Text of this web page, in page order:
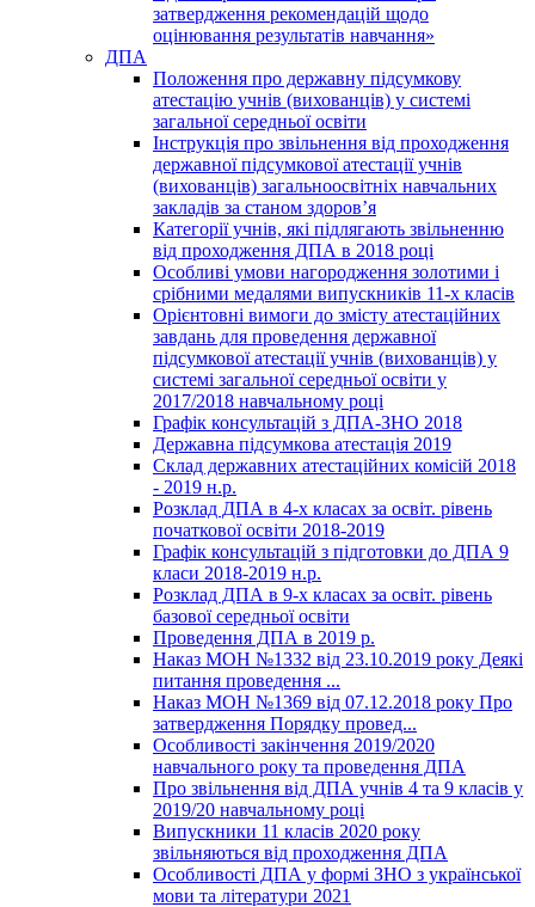
затвердження рекомендацій щодо
оцінювання результатів навчання»
ДПА
Положення про державну підсумкову
атестацію учнів (вихованців) у системі
загальної середньої освіти
Інструкція про звільнення від проходження
державної підсумкової атестації учнів
(вихованців) загальноосвітніх навчальних
закладів за станом здоров’я
Категорії учнів, які підлягають звільненню
від проходження ДПА в 2018 році
Особливі умови нагородження золотими і
срібними медалями випускників 11-х класів
Орієнтовні вимоги до змісту атестаційних
завдань для проведення державної
підсумкової атестації учнів (вихованців) у
системі загальної середньої освіти у
2017/2018 навчальному році
Графік консультацій з ДПА-ЗНО 2018
Державна підсумкова атестація 2019
Склад державних атестаційних комісій 2018
- 2019 н.р.
Розклад ДПА в 4-х класах за освіт. рівень
початкової освіти 2018-2019
Графік консультацій з підготовки до ДПА 9
класи 2018-2019 н.р.
Розклад ДПА в 9-х класах за освіт. рівень
базової середньої освіти
Проведення ДПА в 2019 р.
Наказ МОН №1332 від 23.10.2019 року Деякі
питання проведення ...
Наказ МОН №1369 від 07.12.2018 року Про
затвердження Порядку провед...
Особливості закінчення 2019/2020
навчального року та проведення ДПА
Про звільнення від ДПА учнів 4 та 9 класів у
2019/20 навчальному році
Випускники 11 класів 2020 року
звільняються від проходження ДПА
Особливості ДПА у формі ЗНО з української
мови та літератури 2021